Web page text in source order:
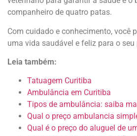
companheiro de quatro patas.
Com cuidado e conhecimento, você
uma vida saudável e feliz para o seu
Leia também:
Tatuagem Curitiba
Ambulância em Curitiba
Tipos de ambulância: saiba
Qual o preço ambulancia
Qual é o preço do aluguel de